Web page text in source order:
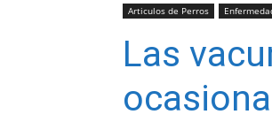
Articulos de Perros
Las